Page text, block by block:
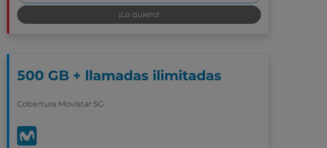
¡Lo quiero!
500 GB + llamadas ilimitadas
Cobertura Movistar 5G